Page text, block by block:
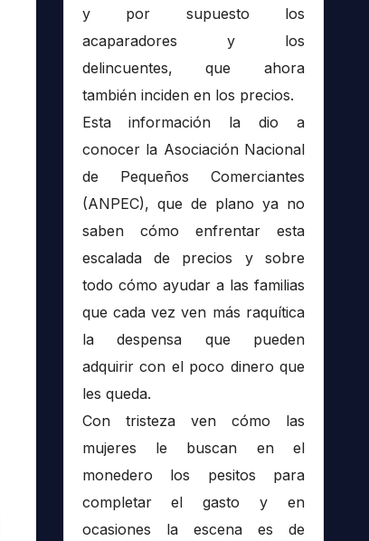
y por supuesto los
acaparadores y los
delincuentes, que ahora
también inciden en los precios.
Esta información la dio a
conocer la Asociación Nacional
de Pequeños Comerciantes
(ANPEC), que de plano ya no
saben cómo enfrentar esta
escalada de precios y sobre
todo cómo ayudar a las familias
que cada vez ven más raquítica
la despensa que pueden
adquirir con el poco dinero que
les queda.
Con tristeza ven cómo las
mujeres le buscan en el
monedero los pesitos para
completar el gasto y en
ocasiones la escena es de